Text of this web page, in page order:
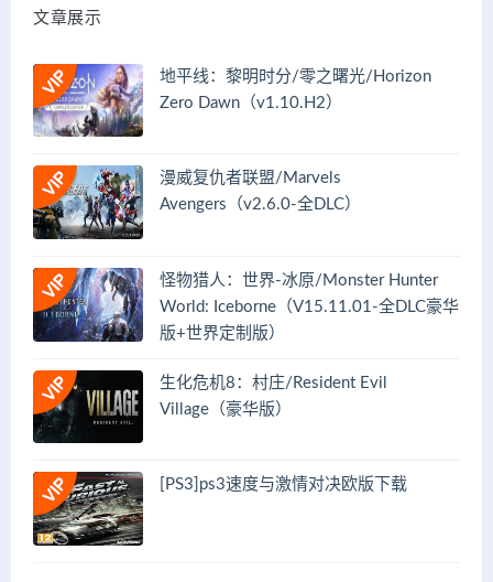
文章展示
地平线：黎明时分/零之曙光/Horizon
Zero Dawn（v1.10.H2）
漫威复仇者联盟/Marvels
Avengers（v2.6.0-全DLC）
怪物猎人：世界-冰原/Monster Hunter
World: Iceborne（V15.11.01-全DLC豪华
版+世界定制版）
生化危机8：村庄/Resident Evil
Village（豪华版）
[PS3]ps3速度与激情对决欧版下载